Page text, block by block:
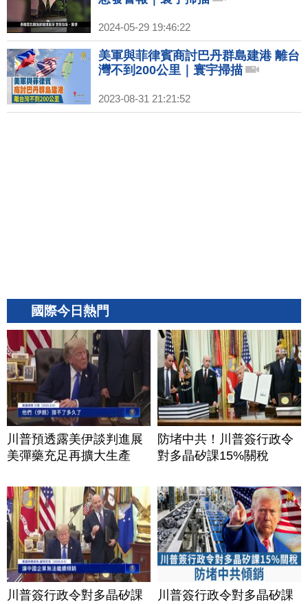
2024-05-29 19:46:22
美軍與菲律賓商討巴丹群島建港 離台
灣不到200公里｜寰宇掃描
2023-08-31 21:21:52
國際今日熱門
川普預透露美伊談判進展
美彈藥充足再擴大生產
防堵中共！川普簽行政令
對多晶矽課15%關稅
川普簽行政令對多晶矽課
川普簽行政令對多晶矽課